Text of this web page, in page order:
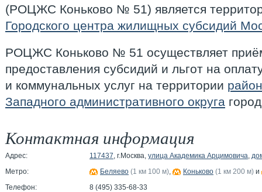
(РОЦЖС Коньково № 51) является
Городского центра жилищных субсидий
РОЦЖС Коньково № 51 осуществляет
предоставления субсидий и льгот на
и коммунальных услуг на территории
Западного административного округа
Контактная информация
Адрес: 117437, г.Москва, улица Академика Арцимовича,
Метро:
Беляево (1 км 100 м), Коньково (1 км 200 м) и
Телефон:
8 (495) 335-68-33